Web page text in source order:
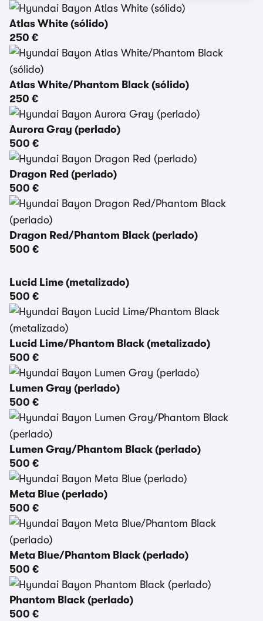
Atlas White (sólido)
250 €
Atlas White/Phantom Black (sólido)
250 €
Aurora Gray (perlado)
500 €
Dragon Red (perlado)
500 €
Dragon Red/Phantom Black (perlado)
500 €
Lucid Lime (metalizado)
500 €
Lucid Lime/Phantom Black (metalizado)
500 €
Lumen Gray (perlado)
500 €
Lumen Gray/Phantom Black (perlado)
500 €
Meta Blue (perlado)
500 €
Meta Blue/Phantom Black (perlado)
500 €
Phantom Black (perlado)
500 €